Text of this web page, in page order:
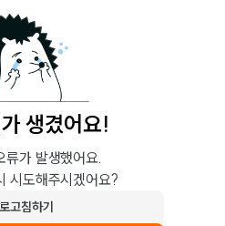
생겼어요!
류가 발생했어요.
시도해주시겠어요?
고침하기